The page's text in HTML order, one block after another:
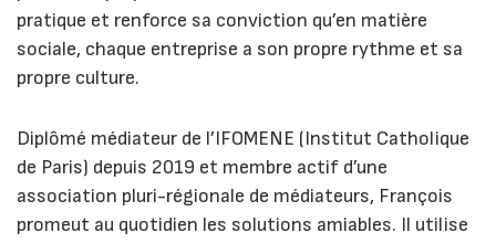
pratique et renforce sa conviction qu’en matière
sociale, chaque entreprise a son propre rythme et sa
propre culture.
Diplômé médiateur de l’IFOMENE (Institut Catholique
de Paris) depuis 2019 et membre actif d’une
association pluri-régionale de médiateurs, François
promeut au quotidien les solutions amiables. Il utilise